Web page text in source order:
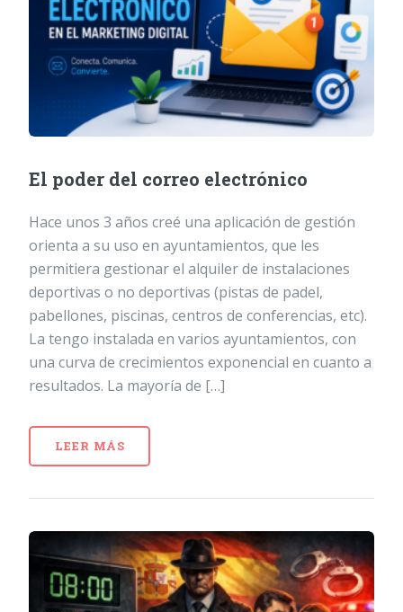
El poder del correo electrónico
Hace unos 3 años creé una aplicación de gestión
orienta a su uso en ayuntamientos, que les
permitiera gestionar el alquiler de instalaciones
deportivas o no deportivas (pistas de padel,
pabellones, piscinas, centros de conferencias, etc).
La tengo instalada en varios ayuntamientos, con
una curva de crecimientos exponencial en cuanto a
resultados. La mayoría de […]
LEER MÁS